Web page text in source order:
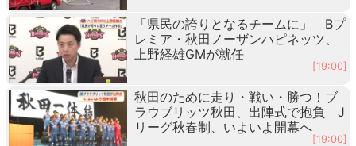
「県民の誇りとなるチームに」 Bプ
レミア・秋田ノーザンハピネッツ、
上野経雄GMが就任
[19:00]
秋田のために走り・戦い・勝つ！ブ
ラウブリッツ秋田、出陣式で抱負 J
リーグ秋春制、いよいよ開幕へ
[19:00]